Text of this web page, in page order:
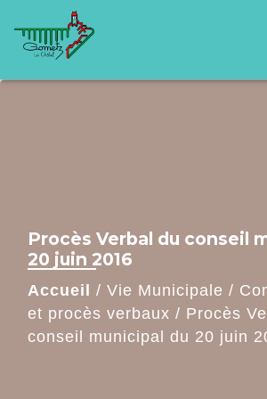
Procès Verbal du conseil
20 juin 2016
Accueil / Vie Municipale /
et procès verbaux / Procès
conseil municipal du 20 juin